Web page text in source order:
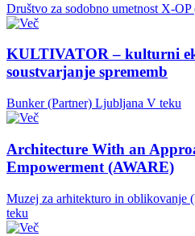
Društvo za sodobno umetnost X-OP
KULTIVATOR – kulturni
soustvarjanje sprememb
Bunker (Partner) Ljubljana V teku
Architecture With an
Empowerment (AWARE)
Muzej za arhitekturo in oblikovanje
teku